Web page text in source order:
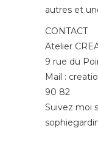
autres et
CONTACT
Atelier
9 rue du
Mail :
90 82
Suivez moi